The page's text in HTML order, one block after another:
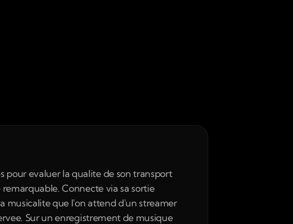
pour evaluer la qualite de son transport
Connecte via sa sortie
musicalite que l'on attend d'un streamer
Sur un enregistrement de musique